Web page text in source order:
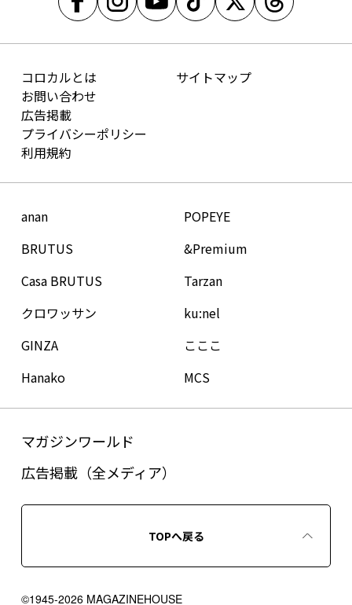
コロカルとは
お問い合わせ
広告掲載
プライバシーポリシー
利用規約
サイトマップ
anan
BRUTUS
Casa BRUTUS
クロワッサン
GINZA
Hanako
POPEYE
&Premium
Tarzan
ku:nel
こここ
MCS
©1945-2026 MAGAZINEHOUSE
マガジンワールド
広告掲載（全メディア）
TOPへ戻る